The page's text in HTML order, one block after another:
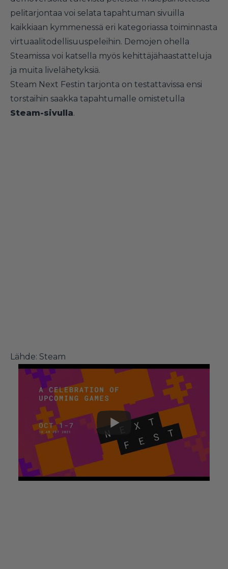
pelitarjontaa voi selata tapahtuman sivuilla
kaikkiaan kymmenessä eri kategoriassa toiminnasta
virtuaalitodellisuuspeleihin. Demojen ohella
Steamissa voi katsella myös kehittäjähaastatteluja
ja muita livelähetyksiä.
Steam Next Festin tarjonta on testattavissa ensi
torstaihin saakka tapahtumalle omistetulla
Steam-sivulla.
Lähde: Steam